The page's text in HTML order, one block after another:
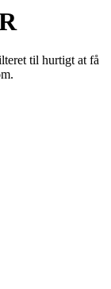
til hurtigt at få